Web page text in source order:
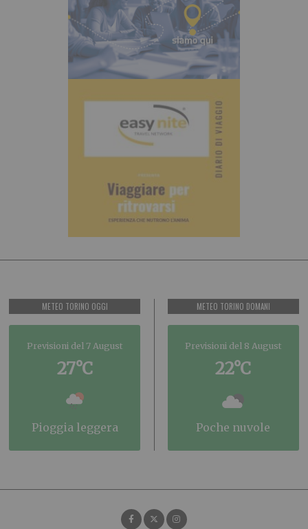
METEO TORINO OGGI
Previsioni del 7 August
27°C
pioggia leggera
METEO TORINO DOMANI
Previsioni del 8 August
22°C
poche nuvole